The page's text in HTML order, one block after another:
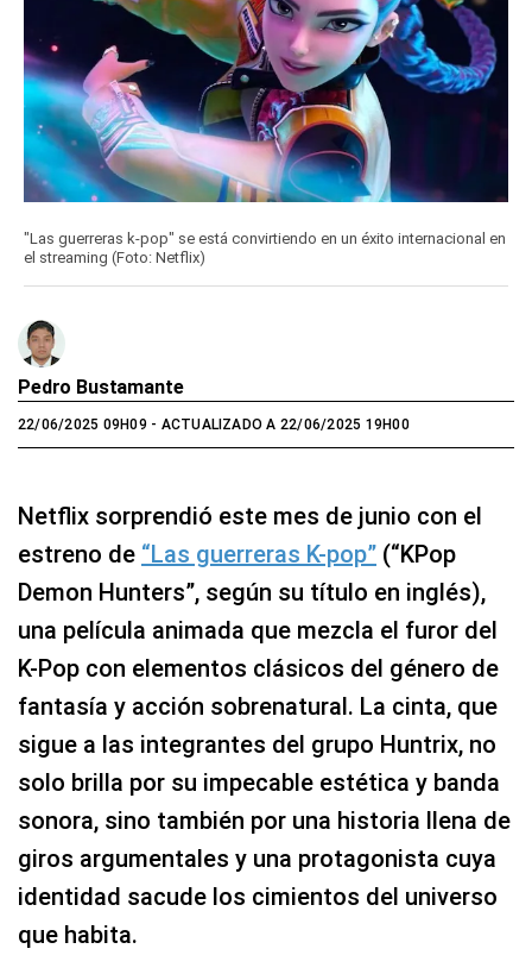
"Las guerreras k-pop" se está convirtiendo en un éxito internacional en
el streaming (Foto: Netflix)
Pedro Bustamante
22/06/2025 09H09 - ACTUALIZADO A 22/06/2025 19H00
Netflix sorprendió este mes de junio con el
estreno de “Las guerreras K-pop” (“KPop
Demon Hunters”, según su título en inglés),
una película animada que mezcla el furor del
K-Pop con elementos clásicos del género de
fantasía y acción sobrenatural. La cinta, que
sigue a las integrantes del grupo Huntrix, no
solo brilla por su impecable estética y banda
sonora, sino también por una historia llena de
giros argumentales y una protagonista cuya
identidad sacude los cimientos del universo
que habita.